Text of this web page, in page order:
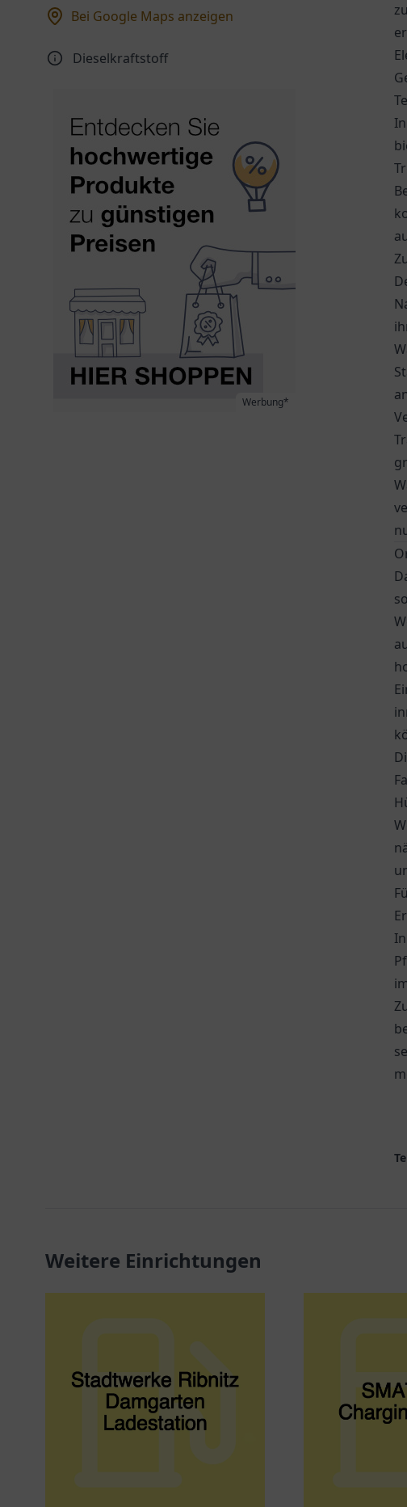
Bei Google Maps anzeigen
Dieselkraftstoff
Werbung*
Weitere Einrichtungen